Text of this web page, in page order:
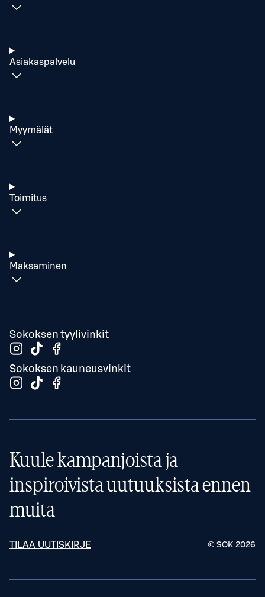
Asiakaspalvelu
Myymälät
Toimitus
Maksaminen
Sokoksen tyylivinkit
Sokoksen kauneusvinkit
Kuule kampanjoista ja
inspiroivista uutuuksista ennen
muita
TILAA UUTISKIRJE © SOK 2026